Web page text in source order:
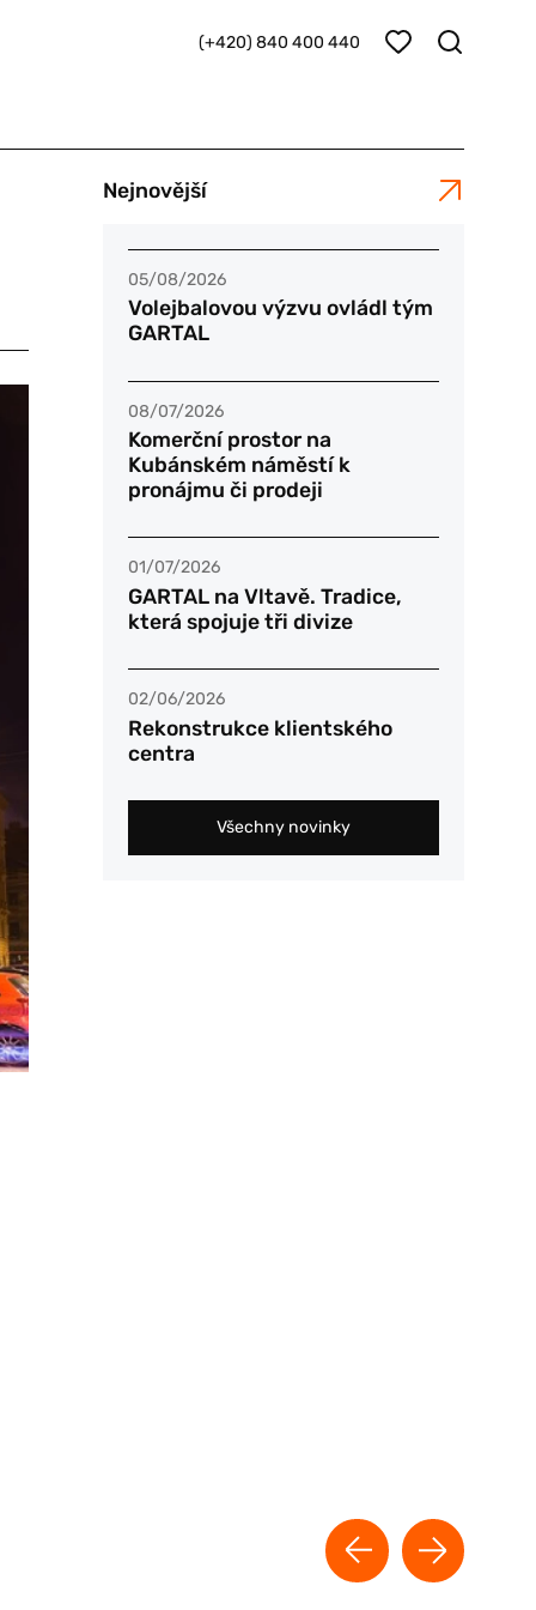
(+420) 840 400 440
Nejnovější
05/08/2026
Volejbalovou výzvu ovládl tým
GARTAL
08/07/2026
Komerční prostor na
Kubánském náměstí k
pronájmu či prodeji
01/07/2026
GARTAL na Vltavě. Tradice,
která spojuje tři divize
02/06/2026
Rekonstrukce klientského
centra
Všechny novinky